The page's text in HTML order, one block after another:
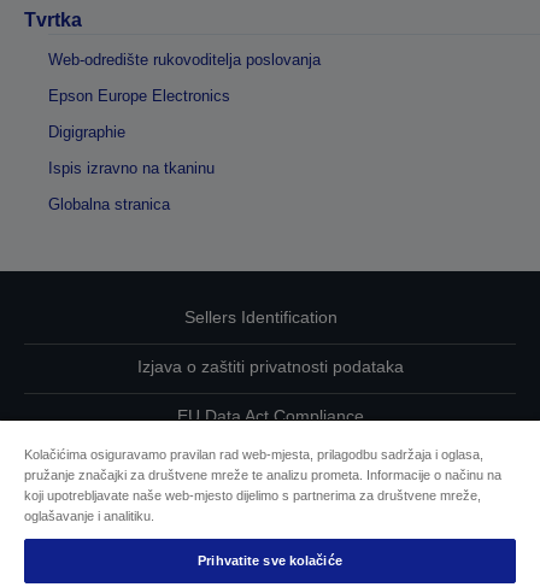
Tvrtka
Web-odredište rukovoditelja poslovanja
Epson Europe Electronics
Digigraphie
Ispis izravno na tkaninu
Globalna stranica
Sellers Identification
Izjava o zaštiti privatnosti podataka
EU Data Act Compliance
Kontaktirajte nas u vezi svojih podataka
Epsonova predanost pristupačnosti
Kolačićima osiguravamo pravilan rad web-mjesta, prilagodbu sadržaja i oglasa,
pružanje značajki za društvene mreže te analizu prometa. Informacije o načinu na
koji upotrebljavate naše web-mjesto dijelimo s partnerima za društvene mreže,
oglašavanje i analitiku.
Prihvatite sve kolačiće